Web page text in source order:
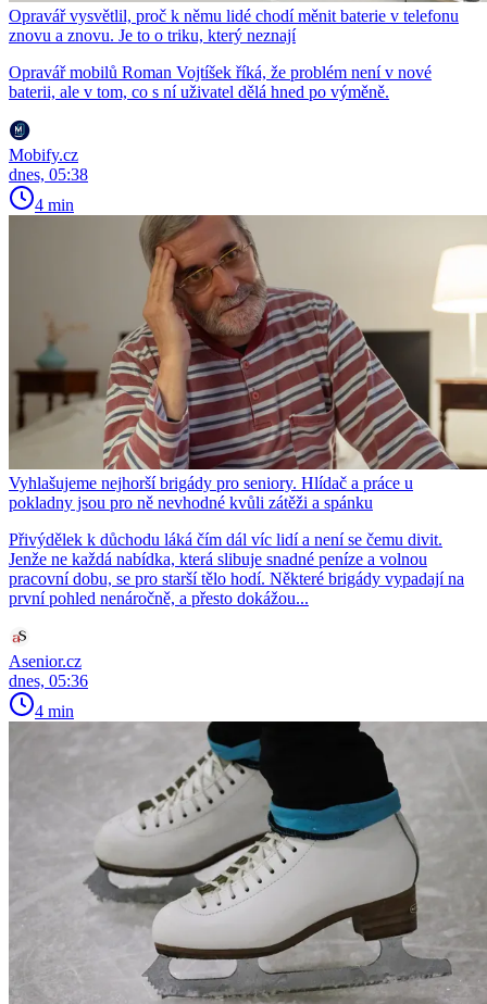
Opravář vysvětlil, proč k němu lidé chodí měnit baterie v telefonu
znovu a znovu. Je to o triku, který neznají
Opravář mobilů Roman Vojtíšek říká, že problém není v nové
baterii, ale v tom, co s ní uživatel dělá hned po výměně.
Mobify.cz
dnes, 05:38
4 min
Vyhlašujeme nejhorší brigády pro seniory. Hlídač a práce u
pokladny jsou pro ně nevhodné kvůli zátěži a spánku
Přivýdělek k důchodu láká čím dál víc lidí a není se čemu divit.
Jenže ne každá nabídka, která slibuje snadné peníze a volnou
pracovní dobu, se pro starší tělo hodí. Některé brigády vypadají na
první pohled nenáročně, a přesto dokážou...
Asenior.cz
dnes, 05:36
4 min